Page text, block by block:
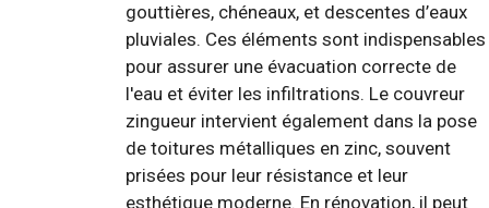
gouttières, chéneaux, et descentes d’eaux
pluviales. Ces éléments sont indispensables
pour assurer une évacuation correcte de
l'eau et éviter les infiltrations. Le couvreur
zingueur intervient également dans la pose
de toitures métalliques en zinc, souvent
prisées pour leur résistance et leur
esthétique moderne. En rénovation, il peut